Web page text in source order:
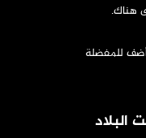
هناك.
البلاد